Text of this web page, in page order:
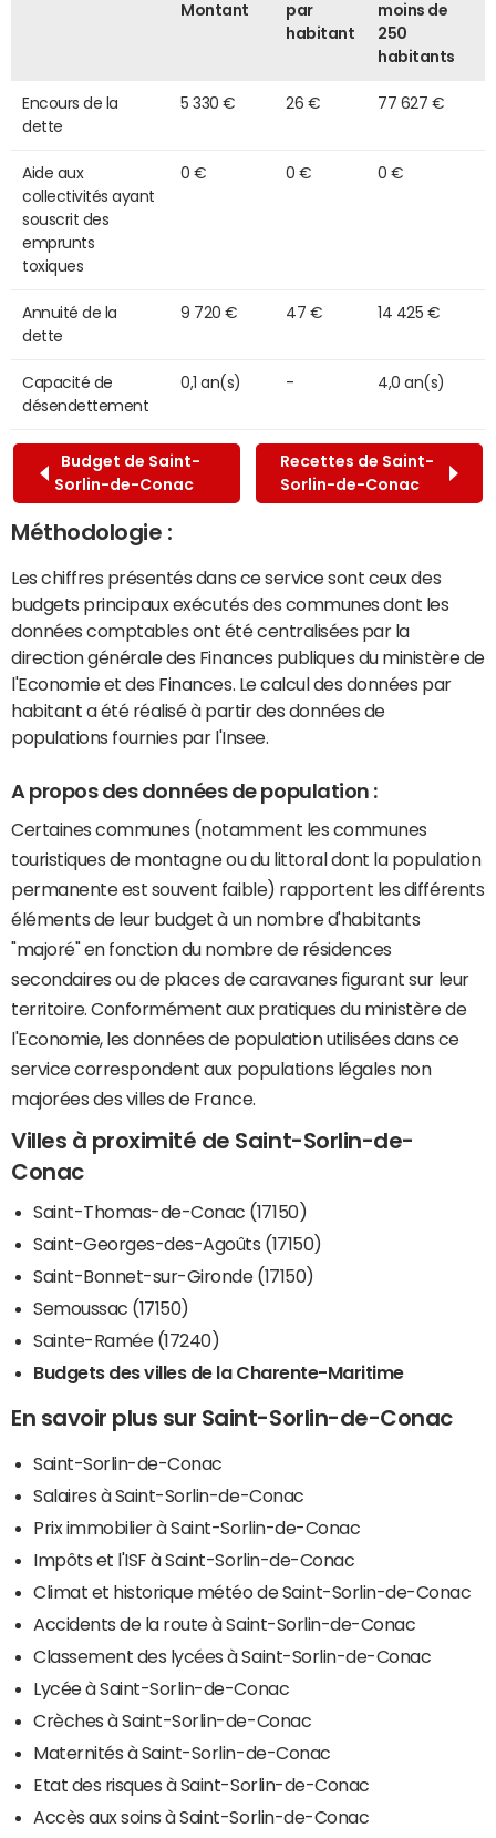
Montant
par
habitant
moins de
250
habitants
Encours de la
dette
5 330 € 26 € 77 627 €
Aide aux
collectivités ayant
souscrit des
emprunts
toxiques
0 € 0 € 0 €
Annuité de la
dette
9 720 € 47 € 14 425 €
Capacité de
désendettement
0,1 an(s) - 4,0 an(s)
Budget de Saint-
Sorlin-de-Conac
Recettes de Saint-
Sorlin-de-Conac
Méthodologie :
Les chiffres présentés dans ce service sont ceux des
budgets principaux exécutés des communes dont les
données comptables ont été centralisées par la
direction générale des Finances publiques du ministère de
l'Economie et des Finances. Le calcul des données par
habitant a été réalisé à partir des données de
populations fournies par l'Insee.
A propos des données de population :
Certaines communes (notamment les communes
touristiques de montagne ou du littoral dont la population
permanente est souvent faible) rapportent les différents
éléments de leur budget à un nombre d'habitants
"majoré" en fonction du nombre de résidences
secondaires ou de places de caravanes figurant sur leur
territoire. Conformément aux pratiques du ministère de
l'Economie, les données de population utilisées dans ce
service correspondent aux populations légales non
majorées des villes de France.
Villes à proximité de Saint-Sorlin-de-
Conac
Saint-Thomas-de-Conac (17150)
Saint-Georges-des-Agoûts (17150)
Saint-Bonnet-sur-Gironde (17150)
Semoussac (17150)
Sainte-Ramée (17240)
Budgets des villes de la Charente-Maritime
En savoir plus sur Saint-Sorlin-de-Conac
Saint-Sorlin-de-Conac
Salaires à Saint-Sorlin-de-Conac
Prix immobilier à Saint-Sorlin-de-Conac
Impôts et l'ISF à Saint-Sorlin-de-Conac
Climat et historique météo de Saint-Sorlin-de-Conac
Accidents de la route à Saint-Sorlin-de-Conac
Classement des lycées à Saint-Sorlin-de-Conac
Lycée à Saint-Sorlin-de-Conac
Crèches à Saint-Sorlin-de-Conac
Maternités à Saint-Sorlin-de-Conac
Etat des risques à Saint-Sorlin-de-Conac
Accès aux soins à Saint-Sorlin-de-Conac